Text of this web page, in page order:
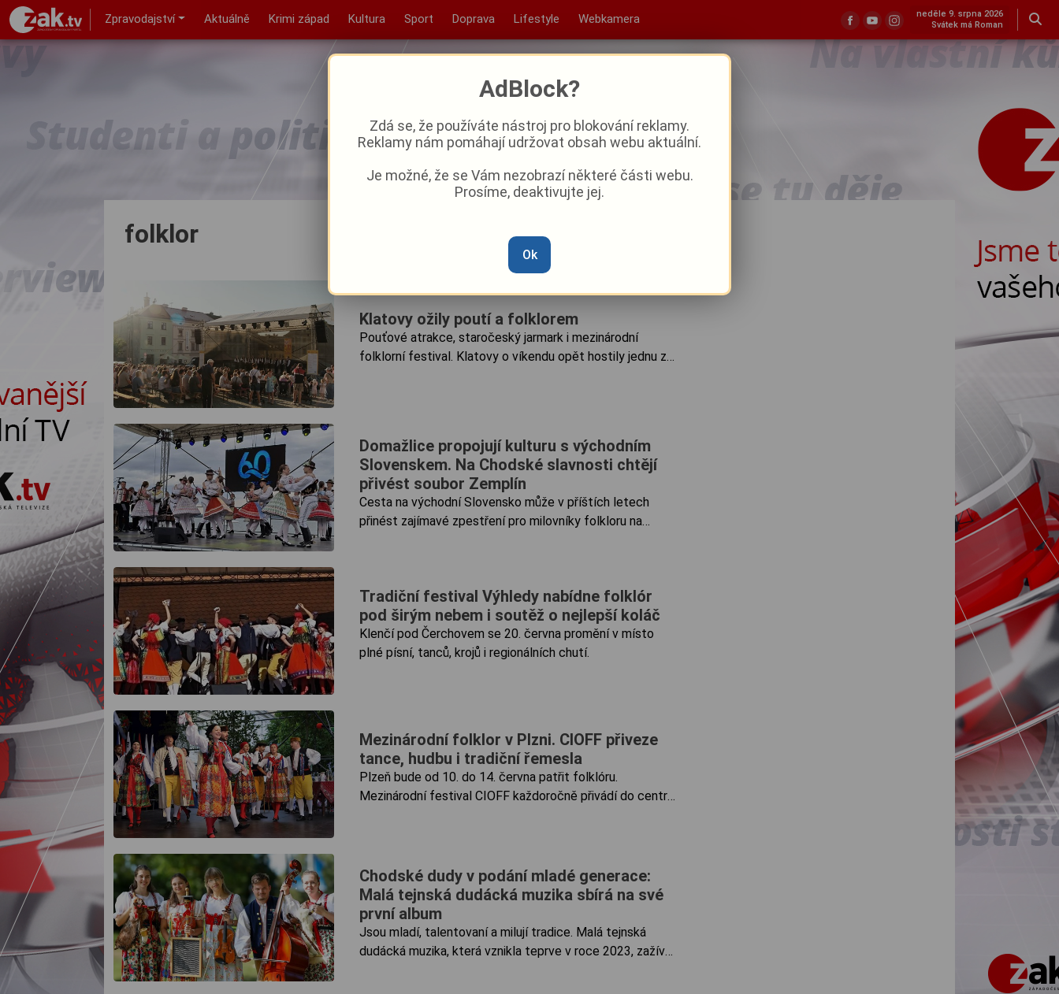
Zpravodajství Aktuálně Krimi západ Kultura Sport Doprava Lifestyle Webkamera
neděle 9. srpna 2026
Svátek má Roman
folklor
Klatovy ožily poutí a folklorem
Pouťové atrakce, staročeský jarmark i mezinárodní
folklorní festival. Klatovy o víkendu opět hostily jednu z
Domažlice propojují kulturu s východním
Slovenskem. Na Chodské slavnosti chtějí
přivést soubor Zemplín
Cesta na východní Slovensko může v příštích letech
přinést zajímavé zpestření pro milovníky folkloru na
místostarostou Janem Bencem zde navázala kontakty,
které by mohly vyústit v atraktivní kulturní výměnu.
Tradiční festival Výhledy nabídne folklór
pod širým nebem i soutěž o nejlepší koláč
Klenčí pod Čerchovem se 20. června promění v místo
plné písní, tanců, krojů i regionálních chutí.
Mezinárodní folklor v Plzni. CIOFF přiveze
tance, hudbu i tradiční řemesla
Plzeň bude od 10. do 14. června patřit folklóru.
Mezinárodní festival CIOFF každoročně přivádí do centra
Chodské dudy v podání mladé generace:
Malá tejnská dudácká muzika sbírá na své
první album
Jsou mladí, talentovaní a milují tradice. Malá tejnská
dudácká muzika, která vznikla teprve v roce 2023, zažívá
AdBlock?
Zdá se, že používáte nástroj pro blokování reklamy.
Reklamy nám pomáhají udržovat obsah webu aktuální.
Je možné, že se Vám nezobrazí některé části webu.
Prosíme, deaktivujte jej.
Ok